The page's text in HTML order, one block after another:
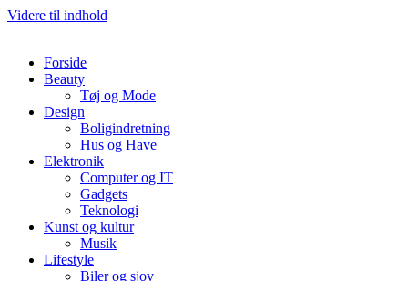
Videre til indhold
Forside
Beauty
Tøj og Mode
Design
Boligindretning
Hus og Have
Elektronik
Computer og IT
Gadgets
Teknologi
Kunst og kultur
Musik
Lifestyle
Biler og sjov